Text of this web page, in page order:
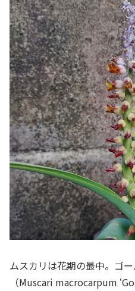
ムスカリは花期の最中。ゴ
（Muscari macrocarpum